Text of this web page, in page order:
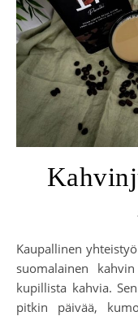
Kaupallinen yhteistyö Kahvikaveri. Lienen aika perinteinen
suomalainen
kupillista kahvia.
pitkin päivää,